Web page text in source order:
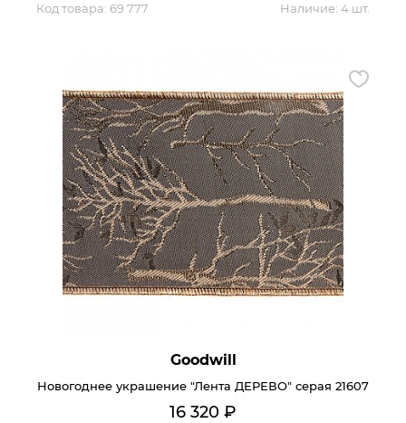
Код товара: 69 777 Наличие: 4 шт.
Goodwill
Новогоднее украшение "Лента ДЕРЕВО" серая 21607
16 320 ₽